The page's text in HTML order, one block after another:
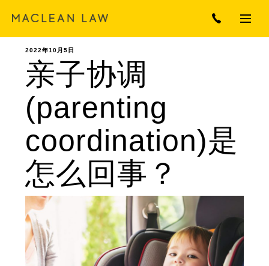
2022年10月5日
亲子协调
(parenting
coordination)是
怎么回事？